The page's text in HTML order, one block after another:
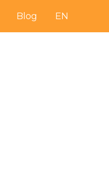
Blog EN